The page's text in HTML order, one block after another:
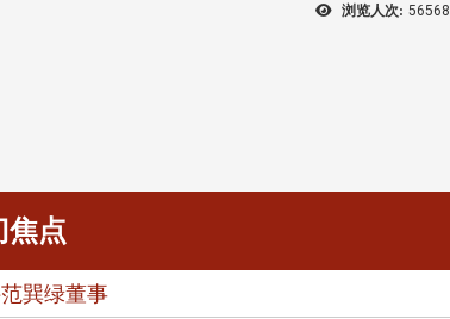
浏览人次: 56568
焦点
巽绿董事